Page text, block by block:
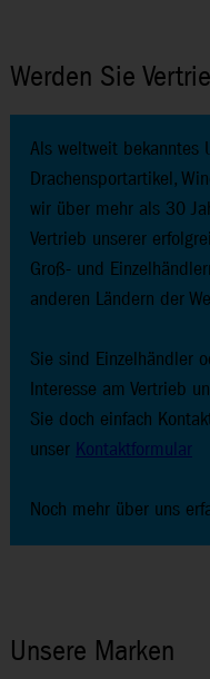
Werden Sie
Als weltweit bekanntes
Drachensportartikel,
wir über mehr als 30
Vertrieb unserer
Groß- und
anderen Ländern der
Sie sind Einzelhändler
Interesse am Vertrieb
Sie doch einfach
unser Kontaktformular
Noch mehr über uns
Unsere Marken